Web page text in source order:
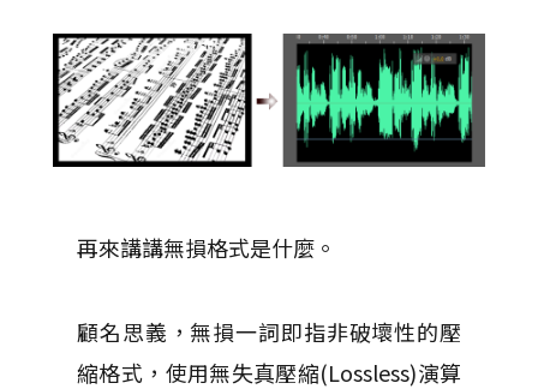
再來講講無損格式是什麼。
顧名思義，無損一詞即指非破壞性的壓
縮格式，使用無失真壓縮(Lossless)演算